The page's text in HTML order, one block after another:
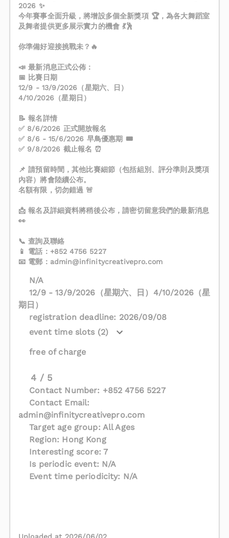
2026 ✨
今年賽事全面升級，將增設多個全新獎項 🏆，為各大舞蹈室
及舞者提供更多展示實力的機會 💃🕺
你準備好迎接挑戰未？🔥
📣 最新消息正式公佈：
📅 比賽日期
12/9 - 13/9/2026（星期六、日）
4/10/2026（星期日）
📝 報名詳情
✅ 8/6/2026 正式開放報名
✅ 8/6 - 15/6/2026 早鳥優惠期 🎟️
✅ 9/8/2026 截止報名 ⏰
📌 請預留時間，其他比賽細節（包括組別、評分準則及獎項
內容）將會陸續公布。
名額有限，切勿錯過 🚨
📩 報名及詳細資料將稍後公布，請密切留意我們的最新消息
👀
📞 查詢及聯絡
📱 電話：+852 4756 5227
📧 電郵： admin@infinitycreativepro.com
N/A
12/9 - 13/9/2026（星期六、日）4/10/2026（星
期日）
registration deadline: 2026/09/08
event time slots (2)
free of charge
4 / 5
Contact Number: +852 4756 5227
Contact Email:
admin@infinitycreativepro.com
Target age group: All Ages
Region: Hong Kong
Interesting score: 7
Is periodic event: N/A
Event time periodicity: N/A